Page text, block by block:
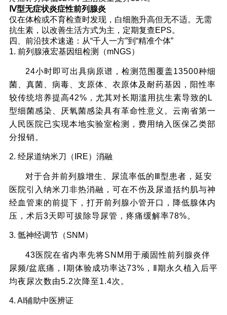
Ⅳ型无症状炎症性前列腺炎
仅在体检或不育检查时发现，白细胞升高但无不适。无需
抗生素，以改善生活方式为主，定期复查EPS。
四、前沿技术速递：从“千人一方”到“精准个体”
1. 前列腺液宏基因组检测（mNGS）
24小时即可出具病原谱，检测范围覆盖13500种细
菌、真菌、病毒、支原体、衣原体及耐药基因，阳性率
较传统培养提高42%，尤其对长期滥用抗生素导致的L
型细菌感染、厌氧菌感染具有革命性意义。云南省第一
人民医院已实现本地实验室检测，费用纳入医保乙类部
分报销。
2. 经尿道纳米刀（IRE）消融
对于合并前列腺增生、尿流率低的Ⅲ型患者，延安
医院引入纳米刀非热消融，可在不伤及尿道括约肌与神
经血管束的前提下，打开前列腺小管开口，降低腺体内
压，术后3天即可拔除导尿管，疼痛缓解率78%。
3. 骶神经调节（SNM）
43医院在省内率先将SNM用于顽固性前列腺炎伴
尿频/盆底痛，Ⅰ期体验成功率达73%，Ⅱ期永久植入后平
均夜尿次数由5.2次降至1.4次。
4. AI辅助中医辨证